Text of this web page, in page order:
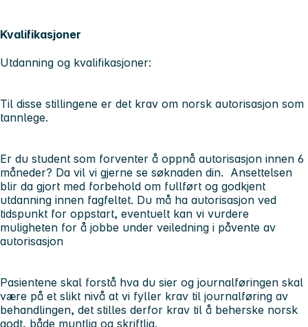
Kvalifikasjoner
Utdanning og kvalifikasjoner:
Til disse stillingene er det krav om norsk autorisasjon som
tannlege.
Er du student som forventer å oppnå autorisasjon innen 6
måneder? Da vil vi gjerne se søknaden din. Ansettelsen
blir da gjort med forbehold om fullført og godkjent
utdanning innen fagfeltet. Du må ha autorisasjon ved
tidspunkt for oppstart, eventuelt kan vi vurdere
muligheten for å jobbe under veiledning i påvente av
autorisasjon
Pasientene skal forstå hva du sier og journalføringen skal
være på et slikt nivå at vi fyller krav til journalføring av
behandlingen, det stilles derfor krav til å beherske norsk
godt, både muntlig og skriftlig.